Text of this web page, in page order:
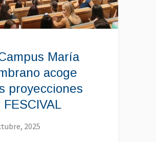
María
acoge
proyecciones
FESCIVAL
2025